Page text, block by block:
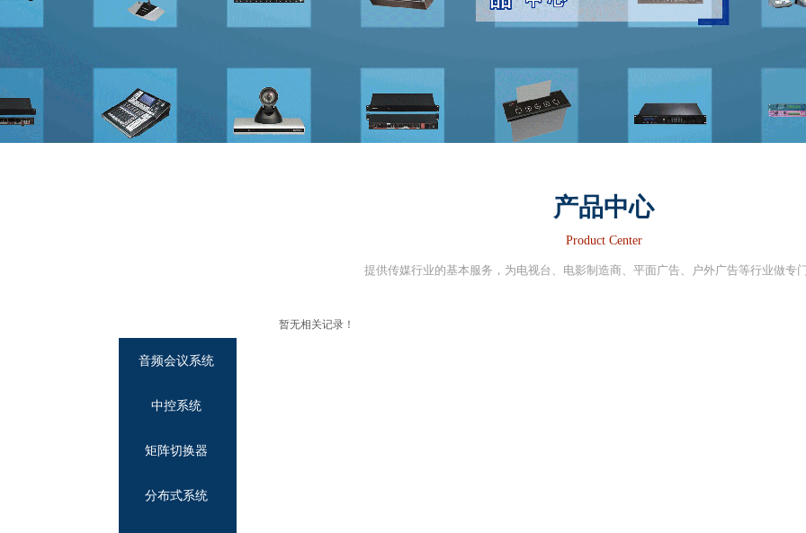
音频会议系统
中控系统
矩阵切换器
分布式系统
产品中心
Product Center
提供传媒行业的基本服务，为电视台、电影制造商、平面广告、户外广告等行业做专
暂无相关记录！